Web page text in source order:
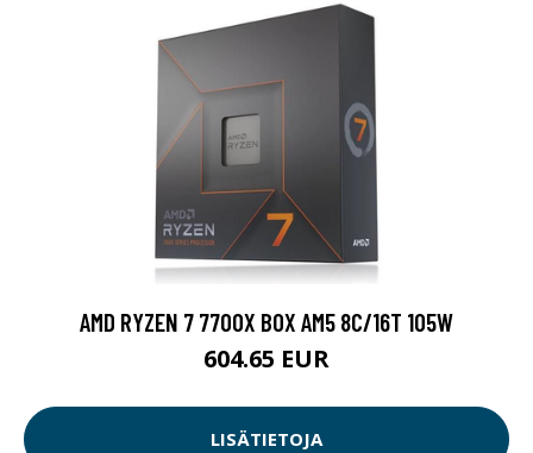
AMD RYZEN 7 7700X BOX AM5 8C/16T 105W
604.65 EUR
LISÄTIETOJA